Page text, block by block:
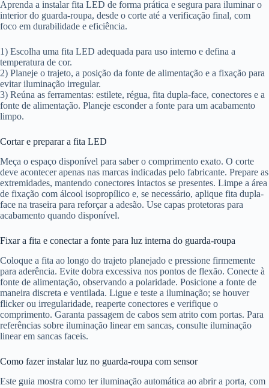
Aprenda a instalar fita LED de forma prática e segura para iluminar o
interior do guarda-roupa, desde o corte até a verificação final, com
foco em durabilidade e eficiência.
1) Escolha uma fita LED adequada para uso interno e defina a
temperatura de cor.
2) Planeje o trajeto, a posição da fonte de alimentação e a fixação para
evitar iluminação irregular.
3) Reúna as ferramentas: estilete, régua, fita dupla-face, conectores e a
fonte de alimentação. Planeje esconder a fonte para um acabamento
limpo.
Cortar e preparar a fita LED
Meça o espaço disponível para saber o comprimento exato. O corte
deve acontecer apenas nas marcas indicadas pelo fabricante. Prepare as
extremidades, mantendo conectores intactos se presentes. Limpe a área
de fixação com álcool isopropílico e, se necessário, aplique fita dupla-
face na traseira para reforçar a adesão. Use capas protetoras para
acabamento quando disponível.
Fixar a fita e conectar a fonte para luz interna do guarda-roupa
Coloque a fita ao longo do trajeto planejado e pressione firmemente
para aderência. Evite dobra excessiva nos pontos de flexão. Conecte à
fonte de alimentação, observando a polaridade. Posicione a fonte de
maneira discreta e ventilada. Ligue e teste a iluminação; se houver
flicker ou irregularidade, reaperte conectores e verifique o
comprimento. Garanta passagem de cabos sem atrito com portas. Para
referências sobre iluminação linear em sancas, consulte iluminação
linear em sancas faceis.
Como fazer instalar luz no guarda-roupa com sensor
Este guia mostra como ter iluminação automática ao abrir a porta, com